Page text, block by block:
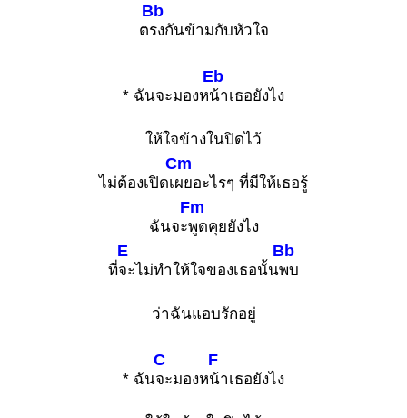
ต
Bb
รงกันข้ามกับหัวใจ
* ฉันจะมองห
Eb
น้าเธอยังไง
ให้ใจข้างในปิดไว้
ไม่ต้องเปิดเ
Cm
ผยอะไรๆ ที่มีให้เธอรู้
ฉันจะ
Fm
พูดคุยยังไง
ที่
E
จะไม่ทำให้ใจของเธอนั้น
Bb
พบ
ว่าฉันแอบรักอยู่
* ฉัน
C
จะมองห
F
น้าเธอยังไง